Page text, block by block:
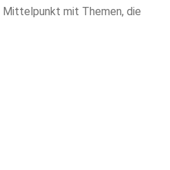
Mittelpunkt mit Themen, die